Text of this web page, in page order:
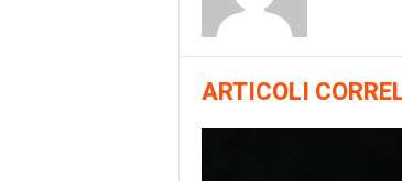
ARTICOLI